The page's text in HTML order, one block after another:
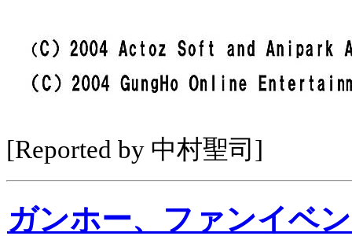
[Reported by 中村聖司]
ガンホー、ファンイベ